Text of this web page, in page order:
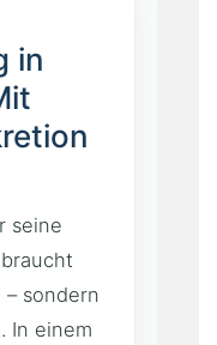
in
seine
sondern
In einem